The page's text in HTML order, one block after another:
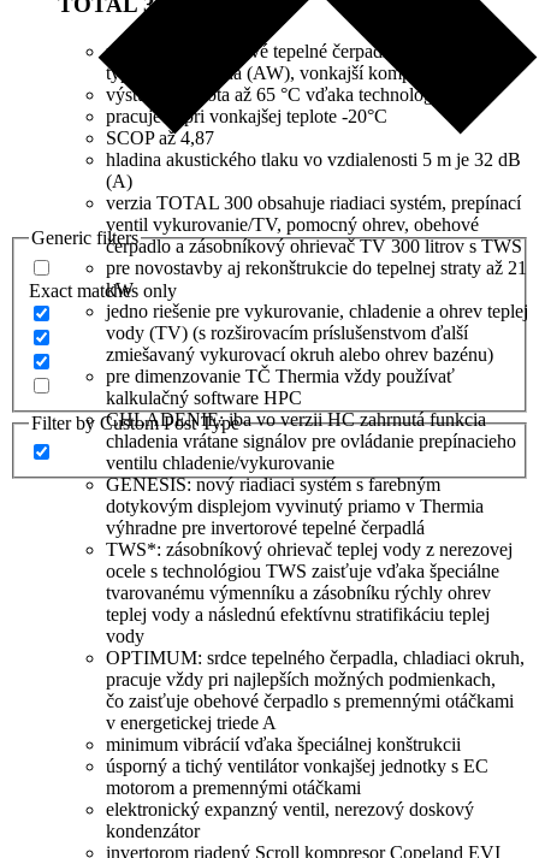
Generic filters
Exact matches only
Filter by Custom Post Type
prémiové invertorové tepelné čerpadlo (TČ) Thermia
typu vzduch/voda (AW), vonkajší kompakt
výstupná teplota až 65 °C vďaka technológii EVI
pracuje aj pri vonkajšej teplote -20°C
SCOP až 4,87
hladina akustického tlaku vo vzdialenosti 5 m je 32 dB
(A)
verzia TOTAL 300 obsahuje riadiaci systém, prepínací
ventil vykurovanie/TV, pomocný ohrev, obehové
čerpadlo a zásobníkový ohrievač TV 300 litrov s TWS
pre novostavby aj rekonštrukcie do tepelnej straty až 21
kW
jedno riešenie pre vykurovanie, chladenie a ohrev teplej
vody (TV) (s rozširovacím príslušenstvom ďalší
zmiešavaný vykurovací okruh alebo ohrev bazénu)
pre dimenzovanie TČ Thermia vždy používať
kalkulačný software HPC
CHLADENIE: iba vo verzii HC zahrnutá funkcia
chladenia vrátane signálov pre ovládanie prepínacieho
ventilu chladenie/vykurovanie
GENESIS: nový riadiaci systém s farebným
dotykovým displejom vyvinutý priamo v Thermia
výhradne pre invertorové tepelné čerpadlá
TWS*: zásobníkový ohrievač teplej vody z nerezovej
ocele s technológiou TWS zaisťuje vďaka špeciálne
tvarovanému výmenníku a zásobníku rýchly ohrev
teplej vody a následnú efektívnu stratifikáciu teplej
vody
OPTIMUM: srdce tepelného čerpadla, chladiaci okruh,
pracuje vždy pri najlepších možných podmienkach,
čo zaisťuje obehové čerpadlo s premennými otáčkami
v energetickej triede A
minimum vibrácií vďaka špeciálnej konštrukcii
úsporný a tichý ventilátor vonkajšej jednotky s EC
motorom a premennými otáčkami
elektronický expanzný ventil, nerezový doskový
kondenzátor
invertorom riadený Scroll kompresor Copeland EVI